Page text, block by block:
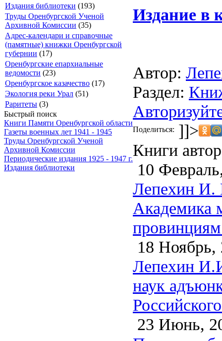
Издания библиотеки (193)
Труды Оренбургской Ученой
Архивной Комиссии (35)
Адрес-календари и справочные
(памятные) книжки Оренбургской
губернии (17)
Оренбургские епархиальные
ведомости (23)
Оренбургское казачество (17)
Экология реки Урал (51)
Раритеты (3)
Быстрый поиск
Книги Памяти Оренбургской области
Газеты военных лет 1941 - 1945
Труды Оренбургской Ученой
Архивной Комиссии
Периодические издания 1925 - 1947 г.
Издания библиотеки
Издание в
Автор:
Раздел:
Поделиться: ]]>
Книги
10
Лепехин И.
Академика
провинциям
18 Ноябрь,
Лепехин
наук
23 Июнь,